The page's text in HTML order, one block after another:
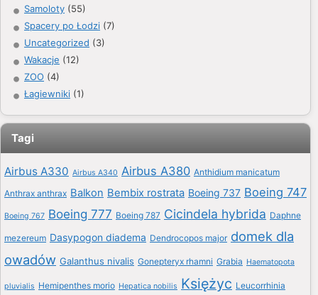
Samoloty (55)
Spacery po Łodzi (7)
Uncategorized (3)
Wakacje (12)
ZOO (4)
Łagiewniki (1)
Tagi
Airbus A330 Airbus A340 Airbus A380 Anthidium manicatum
Anthrax anthrax Balkon Bembix rostrata Boeing 737 Boeing 747
Boeing 767 Boeing 777 Boeing 787 Cicindela hybrida Daphne
mezereum Dasypogon diadema Dendrocopos major domek dla
owadów Galanthus nivalis Gonepteryx rhamni Grabia Haematopota
pluvialis Hemipenthes morio Hepatica nobilis Księżyc Leucorrhinia